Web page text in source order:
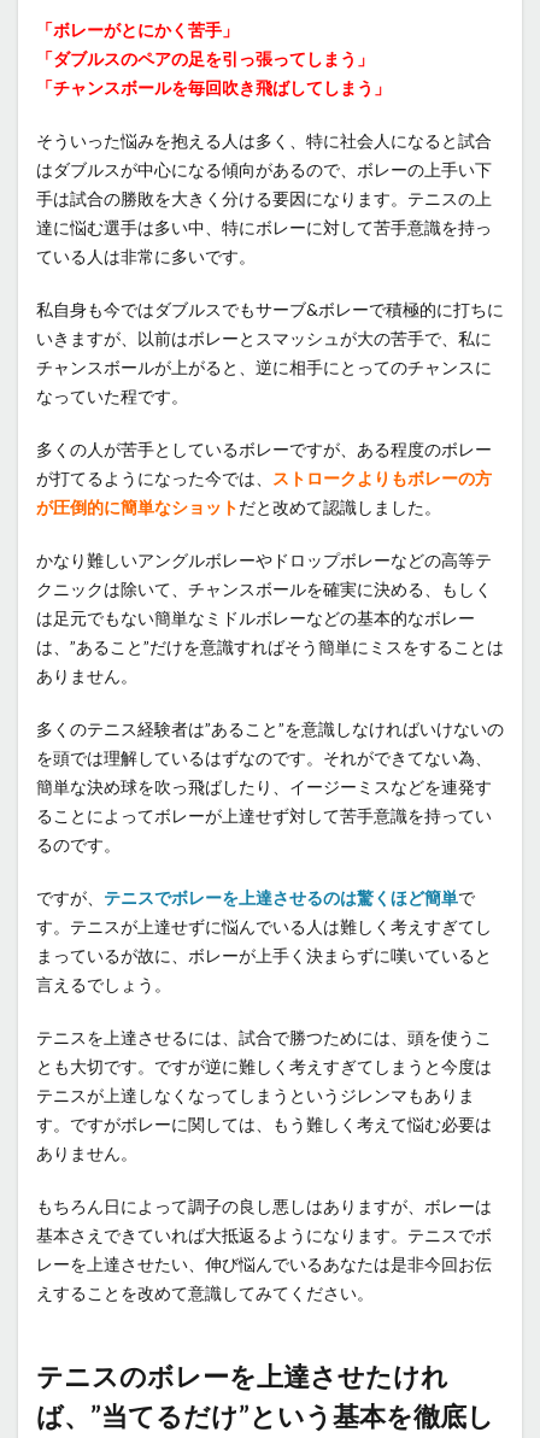
「ボレーがとにかく苦手」
「ダブルスのペアの足を引っ張ってしまう」
「チャンスボールを毎回吹き飛ばしてしまう」
そういった悩みを抱える人は多く、特に社会人になると試合
はダブルスが中心になる傾向があるので、ボレーの上手い下
手は試合の勝敗を大きく分ける要因になります。テニスの上
達に悩む選手は多い中、特にボレーに対して苦手意識を持っ
ている人は非常に多いです。
私自身も今ではダブルスでもサーブ&ボレーで積極的に打ちに
いきますが、以前はボレーとスマッシュが大の苦手で、私に
チャンスボールが上がると、逆に相手にとってのチャンスに
なっていた程です。
多くの人が苦手としているボレーですが、ある程度のボレー
が打てるようになった今では、
ストロークよりもボレーの方
が圧倒的に簡単なショットだと改めて認識しました。
かなり難しいアングルボレーやドロップボレーなどの高等テ
クニックは除いて、チャンスボールを確実に決める、もしく
は足元でもない簡単なミドルボレーなどの基本的なボレー
は、”あること”だけを意識すればそう簡単にミスをすることは
ありません。
多くのテニス経験者は”あること”を意識しなければいけないの
を頭では理解しているはずなのです。それができてない為、
簡単な決め球を吹っ飛ばしたり、イージーミスなどを連発す
ることによってボレーが上達せず対して苦手意識を持ってい
るのです。
ですが、 テニスでボレーを上達させるのは驚くほど簡単で
す。テニスが上達せずに悩んでいる人は難しく考えすぎてし
まっているが故に、ボレーが上手く決まらずに嘆いていると
言えるでしょう。
テニスを上達させるには、試合で勝つためには、頭を使うこ
とも大切です。ですが逆に難しく考えすぎてしまうと今度は
テニスが上達しなくなってしまうというジレンマもありま
す。ですがボレーに関しては、もう難しく考えて悩む必要は
ありません。
もちろん日によって調子の良し悪しはありますが、ボレーは
基本さえできていれば大抵返るようになります。テニスでボ
レーを上達させたい、伸び悩んでいるあなたは是非今回お伝
えすることを改めて意識してみてください。
テニスのボレーを上達させたけれ
ば、”当てるだけ”という基本を徹底し